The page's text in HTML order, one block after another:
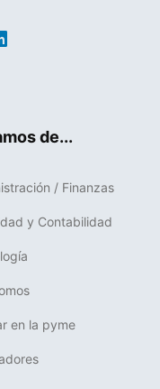
de...
/ Finanzas
y Contabilidad
en la pyme